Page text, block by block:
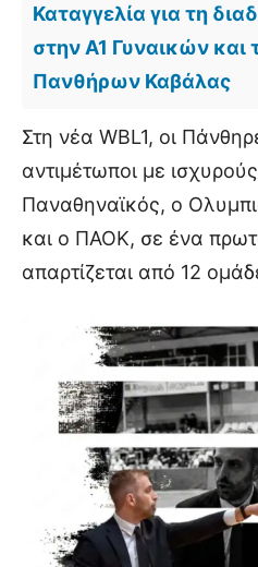
Καταγγελία για τη
στην Α1 Γυναικών και
Πανθήρων Καβάλας
Στη νέα WBL1, οι
αντιμέτωποι με
Παναθηναϊκός, ο
και ο ΠΑΟΚ, σε ένα
απαρτίζεται από 12